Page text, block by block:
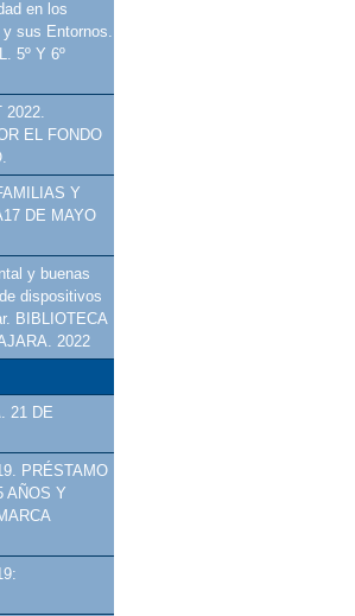
en los
sus Entornos.
5º Y 6º
2022.
EL FONDO
Y
DE MAYO
y buenas
dispositivos
BIBLIOTECA
2022
21 DE
PRÉSTAMO
AÑOS Y